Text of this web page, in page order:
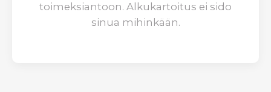
toimeksiantoon. Alkukartoitus ei sido
sinua mihinkään.